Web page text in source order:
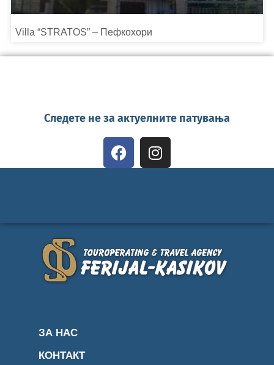
Villa “STRATOS” – Пефкохори
Следете не за актуелните патувања
ЗА НАС
КОНТАКТ